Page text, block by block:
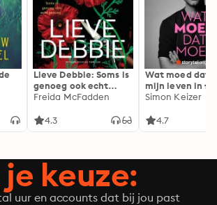
Lieve Debbie: Soms is
genoeg ook echt
genoeg...
Freida McFadden
4.3
Wat moed dat
mijn leven in
Simon Keizer
4.7
keuze:
uur en accounts dat bij jou past